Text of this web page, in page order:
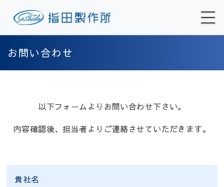
お問い合わせ
以下フォームよりお問い合わせ下さい。
内容確認後、担当者よりご連絡させていただきます。
貴社名